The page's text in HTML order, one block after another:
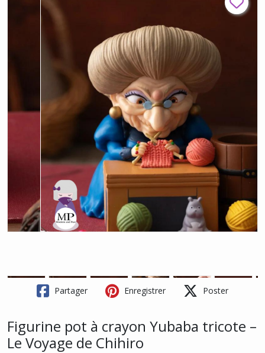
Partager Enregistrer Poster
Figurine pot à crayon Yubaba tricote –
Le Voyage de Chihiro